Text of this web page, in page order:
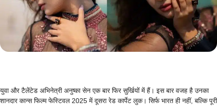
युवा और टैलेंटेड अभिनेत्री अनुष्का सेन एक बार फिर सुर्खियों में हैं। इस बार वजह है उनका
शानदार कान्स फिल्म फेस्टिवल 2025 में दूसरा रेड कार्पेट लुक। सिर्फ भारत ही नहीं, बल्कि पूरी